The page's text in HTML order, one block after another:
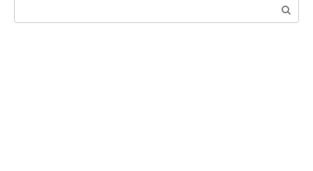
Поиск: